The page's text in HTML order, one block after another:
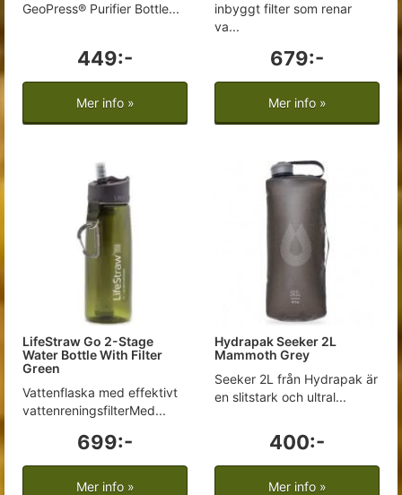
GeoPress® Purifier Bottle...
449:-
Mer info »
inbyggt filter som renar
va...
679:-
Mer info »
LifeStraw Go 2-Stage
Water Bottle With Filter
Green
Vattenflaska med effektivt
vattenreningsfilterMed...
699:-
Mer info »
Hydrapak Seeker 2L
Mammoth Grey
Seeker 2L från Hydrapak är
en slitstark och ultral...
400:-
Mer info »